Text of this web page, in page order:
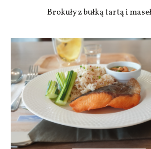
Brokuły z bułką tartą i